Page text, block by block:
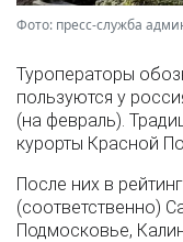
Фото: пресс-служба
Туроператоры
пользуются у
(на февраль).
курорты Красной
После них в
(соответственно)
Подмосковье,